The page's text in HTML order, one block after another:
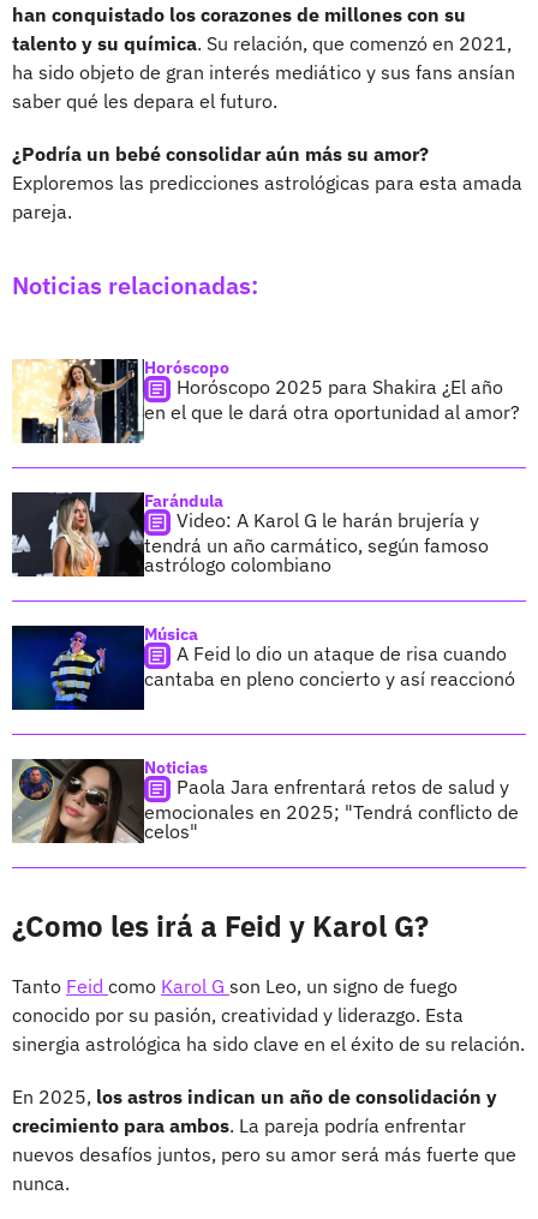
han conquistado los corazones de millones con su
talento y su química. Su relación, que comenzó en 2021,
ha sido objeto de gran interés mediático y sus fans ansían
saber qué les depara el futuro.
¿Podría un bebé consolidar aún más su amor?
Exploremos las predicciones astrológicas para esta amada
pareja.
Noticias relacionadas:
Horóscopo
Horóscopo 2025 para Shakira ¿El año
en el que le dará otra oportunidad al amor?
Farándula
Video: A Karol G le harán brujería y
tendrá un año carmático, según famoso
astrólogo colombiano
Música
A Feid lo dio un ataque de risa cuando
cantaba en pleno concierto y así reaccionó
Noticias
Paola Jara enfrentará retos de salud y
emocionales en 2025; "Tendrá conflicto de
celos"
¿Como les irá a Feid y Karol G?
Tanto Feid como Karol G son Leo, un signo de fuego
conocido por su pasión, creatividad y liderazgo. Esta
sinergia astrológica ha sido clave en el éxito de su relación.
En 2025, los astros indican un año de consolidación y
crecimiento para ambos. La pareja podría enfrentar
nuevos desafíos juntos, pero su amor será más fuerte que
nunca.